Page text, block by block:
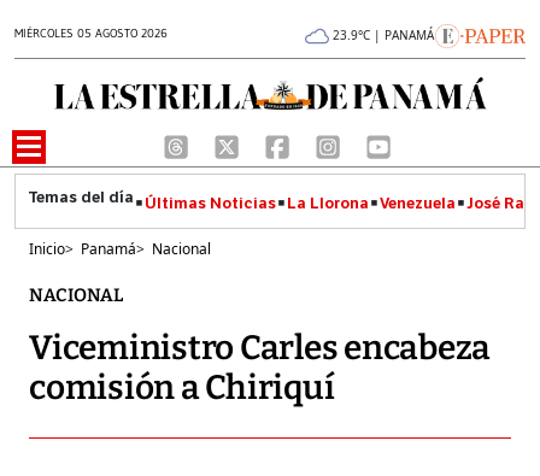
MIÉRCOLES 05 AGOSTO 2026 23.9°C | PANAMÁ
Últimas Noticias La Llorona Venezuela José
Inicio> Panamá> Nacional
NACIONAL
Viceministro Carles encabeza
comisión a Chiriquí